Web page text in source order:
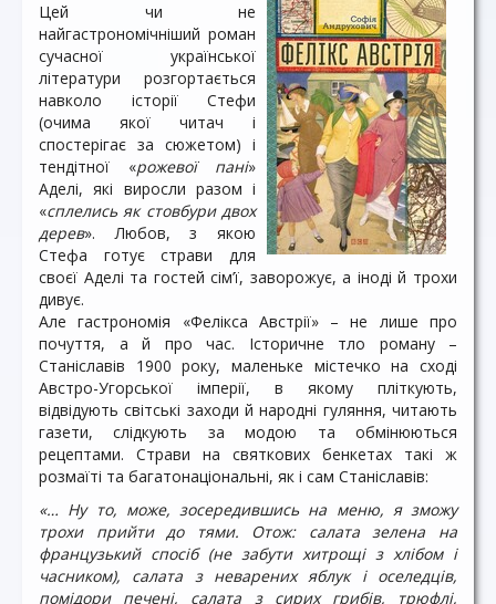
Цей чи не
найгастрономічніший роман
сучасної української
літератури розгортається
навколо історії Стефи
(очима якої читач і
спостерігає за сюжетом) і
тендітної «рожевої пані»
Аделі, які виросли разом і
«сплелись як стовбури двох
дерев». Любов, з якою
Стефа готує страви для
своєї Аделі та гостей сім’ї, заворожує, а іноді й трохи
дивує.
Але гастрономія «Фелікса Австрії» – не лише про
почуття, а й про час. Історичне тло роману –
Станіславів 1900 року, маленьке містечко на сході
Австро-Угорської імперії, в якому пліткують,
відвідують світські заходи й народні гуляння, читають
газети, слідкують за модою та обмінюються
рецептами. Страви на святкових бенкетах такі ж
розмаїті та багатонаціональні, як і сам Станіславів:
«… Ну то, може, зосередившись на меню, я зможу
трохи прийти до тями. Отож: салата зелена на
французький спосіб (не забути хитрощі з хлібом і
часником), салата з неварених яблук і оселедців,
помідори печені, салата з сирих грибів, трюфлі,